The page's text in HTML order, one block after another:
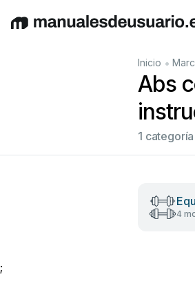
EnglishDeutschEspañolItaliano
Inicio •
Abs
1 categoría
4
;